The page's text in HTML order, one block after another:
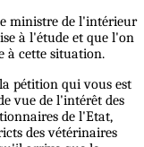
ministre de l'intérieur
à l'étude et que l'on
à cette situation.
pétition qui vous est
vue de l'intérêt des
de l'Etat,
des vétérinaires